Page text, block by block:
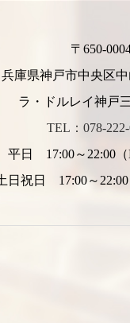
〒650-
兵庫県神戸市中央区
ラ・ドルレイ神戸
TEL：078-
平日 17:00～22:00（
日祝日 17:00～22:00